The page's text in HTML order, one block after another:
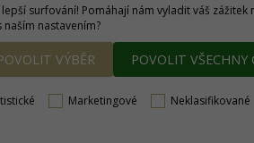
Thámova 32, Praha 8
MAPA
obchod@dtpobchod.cz
surfování! Pomáhají nám vyladit váš zážitek
nastavením?
POVOLIT VÝBĚR POVOLIT VŠECHNY
Marketingové Neklasifikované